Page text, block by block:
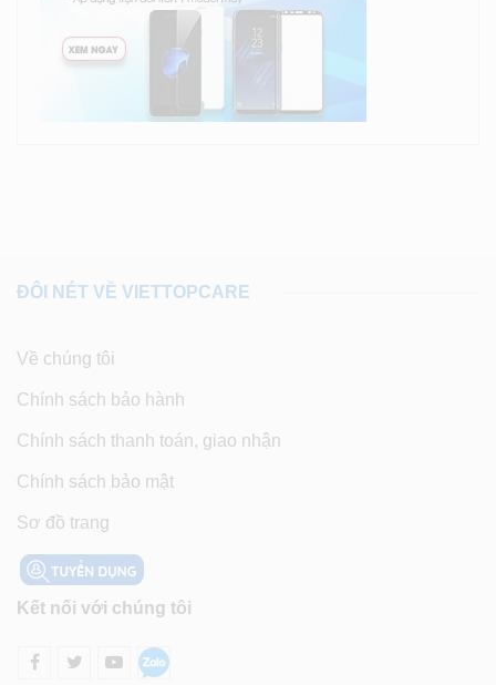
ĐÔI NÉT VỀ VIETTOPCARE
Về chúng tôi
Chính sách bảo hành
Chính sách thanh toán, giao nhận
Chính sách bảo mật
Sơ đồ trang
Kết nối với chúng tôi